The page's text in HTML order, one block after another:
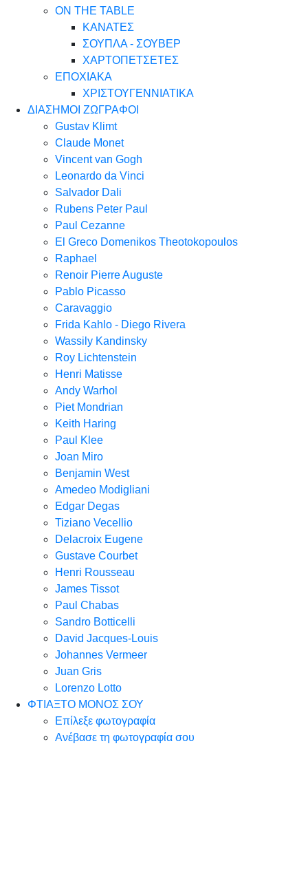
ON THE TABLE
ΚΑΝΑΤΕΣ
ΣΟΥΠΛΑ - ΣΟΥΒΕΡ
ΧΑΡΤΟΠΕΤΣΕΤΕΣ
ΕΠΟΧΙΑΚΑ
ΧΡΙΣΤΟΥΓΕΝΝΙΑΤΙΚΑ
ΔΙΑΣΗΜΟΙ ΖΩΓΡΑΦΟΙ
Gustav Klimt
Claude Monet
Vincent van Gogh
Leonardo da Vinci
Salvador Dali
Rubens Peter Paul
Paul Cezanne
El Greco Domenikos Theotokopoulos
Raphael
Renoir Pierre Auguste
Pablo Picasso
Caravaggio
Frida Kahlo - Diego Rivera
Wassily Kandinsky
Roy Lichtenstein
Henri Matisse
Andy Warhol
Piet Mondrian
Keith Haring
Paul Klee
Joan Miro
Benjamin West
Amedeo Modigliani
Edgar Degas
Tiziano Vecellio
Delacroix Eugene
Gustave Courbet
Henri Rousseau
James Tissot
Paul Chabas
Sandro Botticelli
David Jacques-Louis
Johannes Vermeer
Juan Gris
Lorenzo Lotto
ΦΤΙΑΞΤΟ ΜΟΝΟΣ ΣΟΥ
Επίλεξε φωτογραφία
Ανέβασε τη φωτογραφία σου